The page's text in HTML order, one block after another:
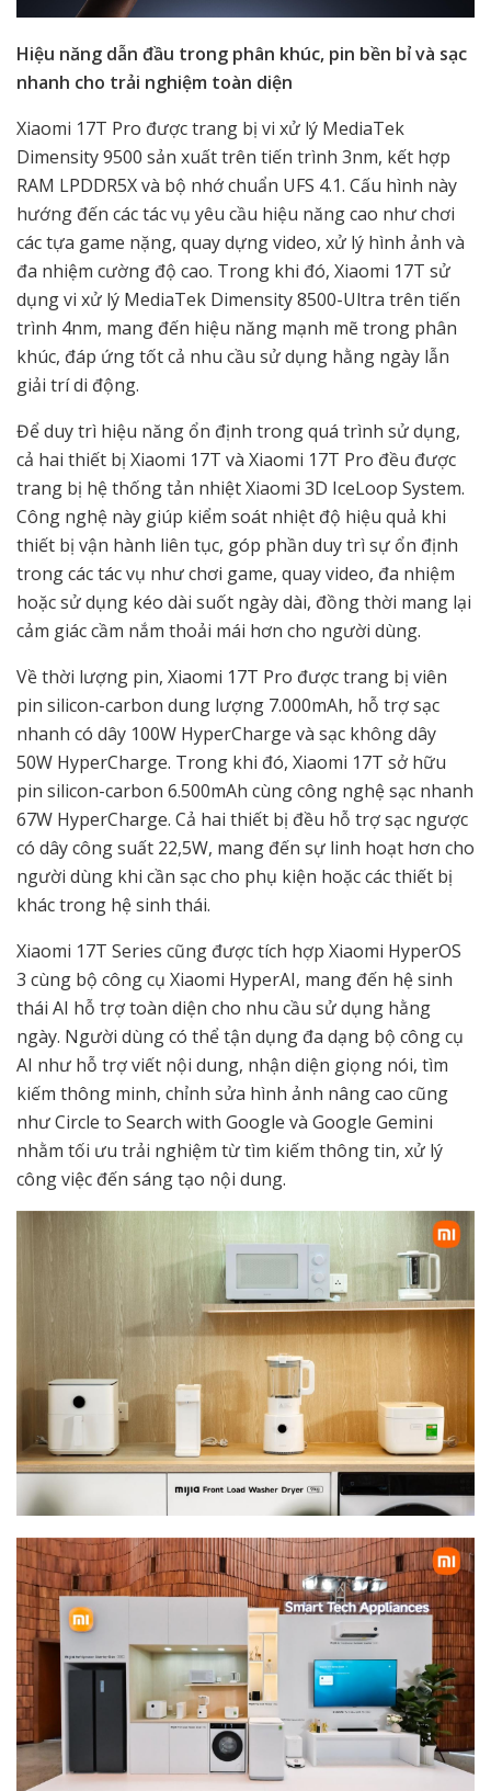
Hiệu năng dẫn đầu trong phân khúc, pin bền bỉ và sạc
nhanh cho trải nghiệm toàn diện
Xiaomi 17T Pro được trang bị vi xử lý MediaTek
Dimensity 9500 sản xuất trên tiến trình 3nm, kết hợp
RAM LPDDR5X và bộ nhớ chuẩn UFS 4.1. Cấu hình này
hướng đến các tác vụ yêu cầu hiệu năng cao như chơi
các tựa game nặng, quay dựng video, xử lý hình ảnh và
đa nhiệm cường độ cao. Trong khi đó, Xiaomi 17T sử
dụng vi xử lý MediaTek Dimensity 8500-Ultra trên tiến
trình 4nm, mang đến hiệu năng mạnh mẽ trong phân
khúc, đáp ứng tốt cả nhu cầu sử dụng hằng ngày lẫn
giải trí di động.
Để duy trì hiệu năng ổn định trong quá trình sử dụng,
cả hai thiết bị Xiaomi 17T và Xiaomi 17T Pro đều được
trang bị hệ thống tản nhiệt Xiaomi 3D IceLoop System.
Công nghệ này giúp kiểm soát nhiệt độ hiệu quả khi
thiết bị vận hành liên tục, góp phần duy trì sự ổn định
trong các tác vụ như chơi game, quay video, đa nhiệm
hoặc sử dụng kéo dài suốt ngày dài, đồng thời mang lại
cảm giác cầm nắm thoải mái hơn cho người dùng.
Về thời lượng pin, Xiaomi 17T Pro được trang bị viên
pin silicon-carbon dung lượng 7.000mAh, hỗ trợ sạc
nhanh có dây 100W HyperCharge và sạc không dây
50W HyperCharge. Trong khi đó, Xiaomi 17T sở hữu
pin silicon-carbon 6.500mAh cùng công nghệ sạc nhanh
67W HyperCharge. Cả hai thiết bị đều hỗ trợ sạc ngược
có dây công suất 22,5W, mang đến sự linh hoạt hơn cho
người dùng khi cần sạc cho phụ kiện hoặc các thiết bị
khác trong hệ sinh thái.
Xiaomi 17T Series cũng được tích hợp Xiaomi HyperOS
3 cùng bộ công cụ Xiaomi HyperAI, mang đến hệ sinh
thái AI hỗ trợ toàn diện cho nhu cầu sử dụng hằng
ngày. Người dùng có thể tận dụng đa dạng bộ công cụ
AI như hỗ trợ viết nội dung, nhận diện giọng nói, tìm
kiếm thông minh, chỉnh sửa hình ảnh nâng cao cũng
như Circle to Search with Google và Google Gemini
nhằm tối ưu trải nghiệm từ tìm kiếm thông tin, xử lý
công việc đến sáng tạo nội dung.